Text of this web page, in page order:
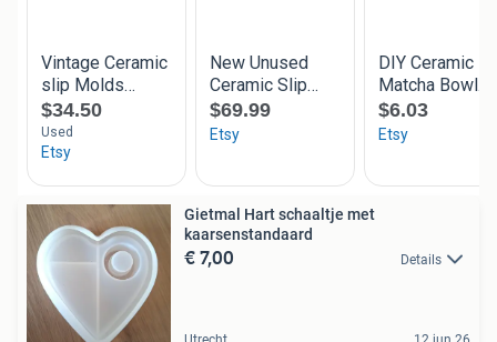
Gietmal Hart schaaltje met
kaarsenstandaard
€ 7,00 Details